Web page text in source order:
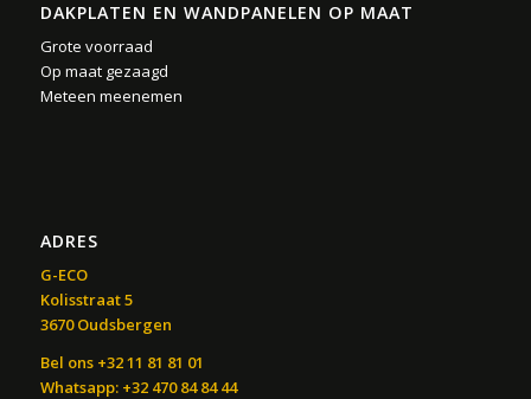
DAKPLATEN EN WANDPANELEN OP MAAT
Grote voorraad
Op maat gezaagd
Meteen meenemen
ADRES
G-ECO
Kolisstraat 5
3670 Oudsbergen
Bel ons +32 11 81 81 01
Whatsapp: +32 470 84 84 44